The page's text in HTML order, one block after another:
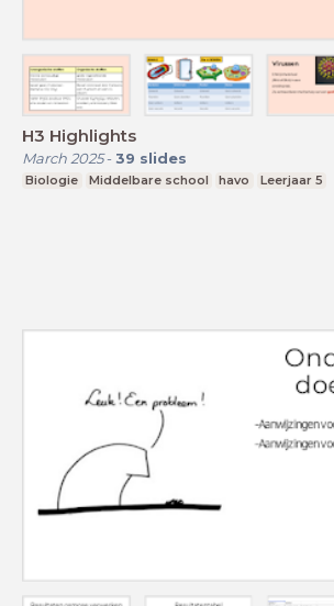
H3 Highlights
March 2025- 39 slides
Biologie Middelbare school havo Leerjaar 5